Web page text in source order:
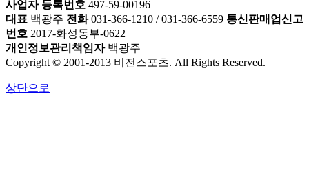
사업자 등록번호 497-59-00196
대표 백광주 전화031-366-1210 / 031-366-6559 통신판매업신고
번호 2017-화성동부-0622
개인정보관리책임자백광주
Copyright © 2001-2013 비전스포츠. All Rights Reserved.
상단으로